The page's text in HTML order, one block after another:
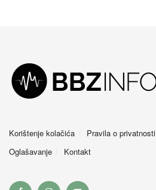
Korištenje kolačića Pravila o privatnosti
Oglašavanje
Kontakt